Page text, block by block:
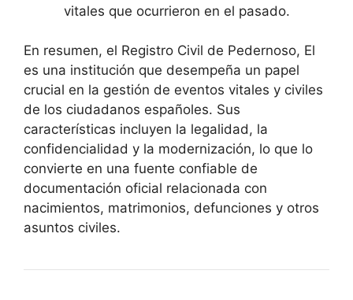
vitales que ocurrieron en el pasado.
En resumen, el Registro Civil de Pedernoso, El
es una institución que desempeña un papel
crucial en la gestión de eventos vitales y civiles
de los ciudadanos españoles. Sus
características incluyen la legalidad, la
confidencialidad y la modernización, lo que lo
convierte en una fuente confiable de
documentación oficial relacionada con
nacimientos, matrimonios, defunciones y otros
asuntos civiles.